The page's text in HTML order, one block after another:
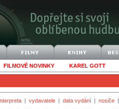
FILMOVÉ NOVINKY KAREL GOTT
| vydavatele | data vydání | nosiče |